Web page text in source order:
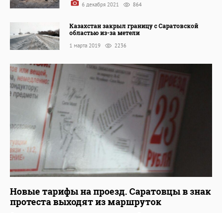
6 декабря 2021 864
Казахстан закрыл границу с Саратовской
областью из-за метели
1 марта 2019 2236
Новые тарифы на проезд. Саратовцы в знак
протеста выходят из маршруток